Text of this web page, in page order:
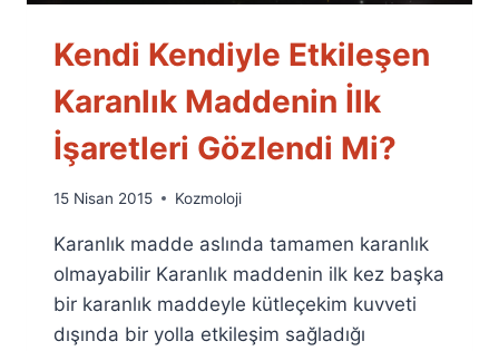
Kendi Kendiyle Etkileşen
Karanlık Maddenin İlk
İşaretleri Gözlendi Mi?
By
Fuat
Özyar
15 Nisan 2015 Kozmoloji
Karanlık madde aslında tamamen karanlık
olmayabilir Karanlık maddenin ilk kez başka
bir karanlık maddeyle kütleçekim kuvveti
dışında bir yolla etkileşim sağladığı